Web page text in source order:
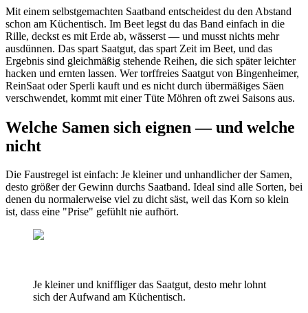
Mit einem selbstgemachten Saatband entscheidest du den Abstand
schon am Küchentisch. Im Beet legst du das Band einfach in die
Rille, deckst es mit Erde ab, wässerst — und musst nichts mehr
ausdünnen. Das spart Saatgut, das spart Zeit im Beet, und das
Ergebnis sind gleichmäßig stehende Reihen, die sich später leichter
hacken und ernten lassen. Wer torffreies Saatgut von Bingenheimer,
ReinSaat oder Sperli kauft und es nicht durch übermäßiges Säen
verschwendet, kommt mit einer Tüte Möhren oft zwei Saisons aus.
Welche Samen sich eignen — und welche
nicht
Die Faustregel ist einfach: Je kleiner und unhandlicher der Samen,
desto größer der Gewinn durchs Saatband. Ideal sind alle Sorten, bei
denen du normalerweise viel zu dicht säst, weil das Korn so klein
ist, dass eine "Prise" gefühlt nie aufhört.
Je kleiner und kniffliger das Saatgut, desto mehr lohnt
sich der Aufwand am Küchentisch.